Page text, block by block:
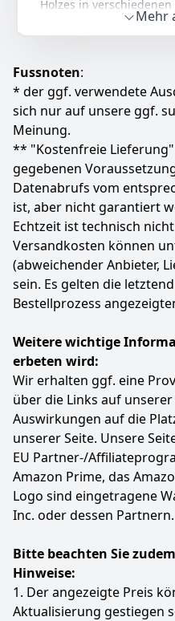
Statt:17,99 €
Holzes in
Festigkeit verwendet
haltbaren
überzeugt, dass sie
✅ 100% ORGANISCHER
VERPACKUNG. LARHN
100% organisch ist und
stammt. Jeder Satz
vollständig
✅ SICHER IN DER
LAGERN. Ein sicheres
ist entscheidend, um
Gebrauchs zu
rutschfeste Füße, die
werden können. Mit
die Bretter aufgehängt
✅ VERMEIDET
jeder Lebensmittelart
natürlichen
Bambus ist die
✅ MEHRZWECK.
Fleisch, Fisch oder
Gemüse; ihr Aussehen
Servierplatte für den
Farbe
Natur
1699 €
UVP:24,99 €-
Zum
Mehr
Fussnoten:
* der ggf. verwendete
sich nur auf unsere ggf.
Meinung.
** "Kostenfreie
gegebenen
Datenabrufs vom
ist, aber nicht garantiert
Echtzeit ist technisch
Versandkosten können
(abweichender Anbieter,
sein. Es gelten die
Bestellprozess
Weitere wichtige
erbeten wird:
Wir erhalten ggf. eine
über die Links auf
Auswirkungen auf die
unserer Seite. Unsere
EU Partner-/
Amazon Prime, das
Logo sind eingetragene
Inc. oder dessen Partnern.
Bitte beachten Sie
Hinweise:
1. Der angezeigte Preis
Aktualisierung gestiegen